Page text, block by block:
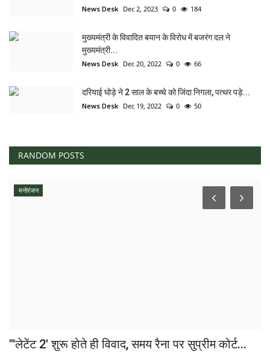
News Desk Dec 2, 2023 0 184
मुख्यमंत्री के विवादित बयान के विरोध में बजरंग दल ने
मुख्यमंत्री...
News Desk Dec 20, 2022 0 66
दरियाई घोड़े ने 2 साल के बच्चे को जिंदा निगला, पत्थर पड़े...
News Desk Dec 19, 2022 0 50
RANDOM POSTS
मनोरंजन
"'लेटेंट 2' शुरू होते ही विवाद, समय रैना पर सुप्रीम कोर्ट...